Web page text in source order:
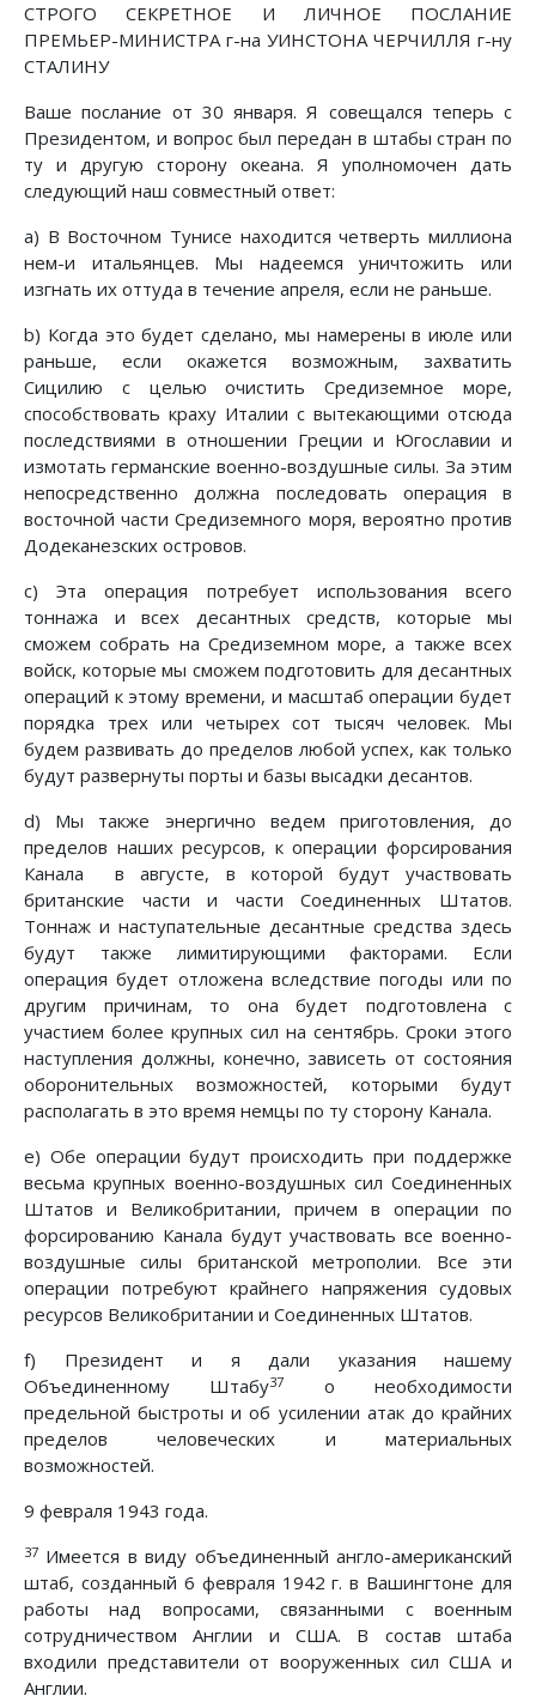
СТРОГО СЕКРЕТНОЕ И ЛИЧНОЕ ПОСЛАНИЕ
ПРЕМЬЕР-МИНИСТРА г-на УИНСТОНА ЧЕРЧИЛЛЯ г-ну
СТАЛИНУ
Ваше послание от 30 января. Я совещался теперь с
Президентом, и вопрос был передан в штабы стран по
ту и другую сторону океана. Я уполномочен дать
следующий наш совместный ответ:
а) В Восточном Тунисе находится четверть миллиона
нем-и итальянцев. Мы надеемся уничтожить или
изгнать их оттуда в течение апреля, если не раньше.
b) Когда это будет сделано, мы намерены в июле или
раньше, если окажется возможным, захватить
Сицилию с целью очистить Средиземное море,
способствовать краху Италии с вытекающими отсюда
последствиями в отношении Греции и Югославии и
измотать германские военно-воздушные силы. За этим
непосредственно должна последовать операция в
восточной части Средиземного моря, вероятно против
Додеканезских островов.
c) Эта операция потребует использования всего
тоннажа и всех десантных средств, которые мы
сможем собрать на Средиземном море, а также всех
войск, которые мы сможем подготовить для десантных
операций к этому времени, и масштаб операции будет
порядка трех или четырех сот тысяч человек. Мы
будем развивать до пределов любой успех, как только
будут развернуты порты и базы высадки десантов.
d) Мы также энергично ведем приготовления, до
пределов наших ресурсов, к операции форсирования
Канала в августе, в которой будут участвовать
британские части и части Соединенных Штатов.
Тоннаж и наступательные десантные средства здесь
будут также лимитирующими факторами. Если
операция будет отложена вследствие погоды или по
другим причинам, то она будет подготовлена с
участием более крупных сил на сентябрь. Сроки этого
наступления должны, конечно, зависеть от состояния
оборонительных возможностей, которыми будут
располагать в это время немцы по ту сторону Канала.
e) Обе операции будут происходить при поддержке
весьма крупных военно-воздушных сил Соединенных
Штатов и Великобритании, причем в операции по
форсированию Канала будут участвовать все военно-
воздушные силы британской метрополии. Все эти
операции потребуют крайнего напряжения судовых
ресурсов Великобритании и Соединенных Штатов.
f) Президент и я дали указания нашему
Объединенному Штабу37
о необходимости
предельной быстроты и об усилении атак до крайних
пределов человеческих и материальных
возможностей.
9 февраля 1943 года.
37 Имеется в виду объединенный англо-американский
штаб, созданный 6 февраля 1942 г. в Вашингтоне для
работы над вопросами, связанными с военным
сотрудничеством Англии и США. В состав штаба
входили представители от вооруженных сил США и
Англии.